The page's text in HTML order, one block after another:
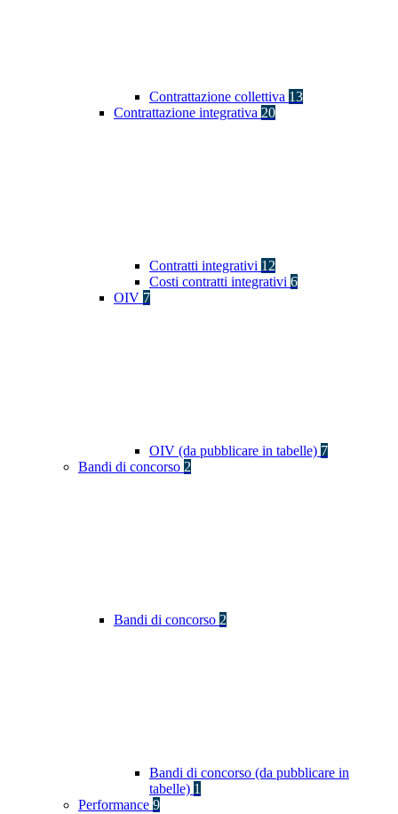
Contrattazione collettiva 13
Contrattazione integrativa 20
Contratti integrativi 12
Costi contratti integrativi 6
OIV 7
OIV (da pubblicare in tabelle) 7
Bandi di concorso 2
Bandi di concorso 2
Bandi di concorso (da pubblicare in
tabelle) 1
Performance 9